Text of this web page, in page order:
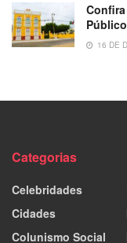
16 DE
Categorias
Celebridades
Cidades
Colunismo Social